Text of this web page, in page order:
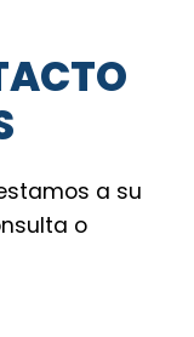
a su
o